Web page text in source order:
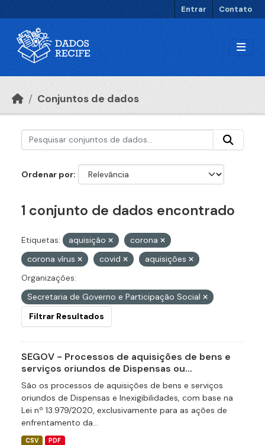
Entrar Contato
Conjuntos de dados
Ordenar por
1 conjunto de dados encontrado
Etiquetas: aquisição
corona
corona vírus
covid
aquisições
Organizações:
Secretaria de Governo e Participação Social
Filtrar Resultados
SEGOV - Processos de aquisições de bens e
serviços oriundos de Dispensas ou...
São os processos de aquisições de bens e serviços
oriundos de Dispensas e Inexigibilidades, com base na
Lei nº 13.979/2020, exclusivamente para as ações de
enfrentamento da...
CSV PDF